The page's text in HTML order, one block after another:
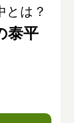
とは？
泰平